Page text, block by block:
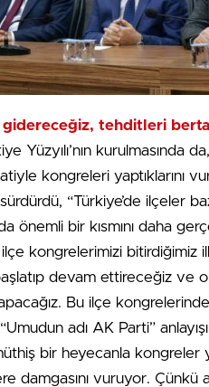
gidereceğiz, tehditleri
Yüzyılı’nın kurulmasında
kongreleri
“Türkiye’de ilçeler
önemli bir kısmını daha
kongrelerimizi bitirdiğimiz
devam ettireceğiz ve
Bu ilçe
adı AK Parti”
bir heyecanla kongreler
damgasını vuruyor.